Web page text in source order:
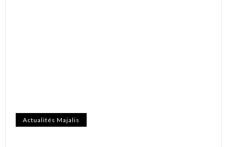
Actualités Majalis